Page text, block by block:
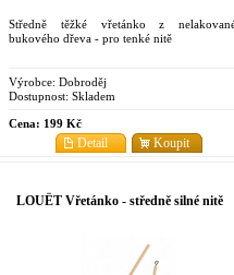
Středně těžké vřetánko z
bukového dřeva - pro tenké nitě
Výrobce: Dobroděj
Dostupnost: Skladem
Cena: 199 Kč
Koupit
Detail
LOUËT Vřetánko - středně silné nitě